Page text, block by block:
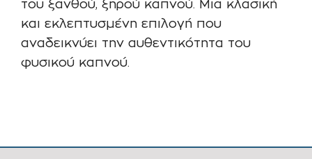
του ξανθού, ξηρού καπνού. Μια κλασική
και εκλεπτυσμένη επιλογή που
αναδεικνύει την αυθεντικότητα του
φυσικού καπνού.